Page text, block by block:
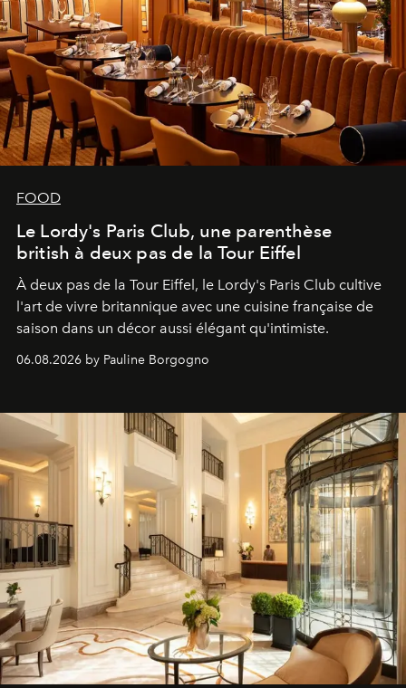
FOOD
Le Lordy's Paris Club, une parenthèse
british à deux pas de la Tour Eiffel
À deux pas de la Tour Eiffel, le Lordy's Paris Club cultive
l'art de vivre britannique avec une cuisine française de
saison dans un décor aussi élégant qu'intimiste.
06.08.2026 by Pauline Borgogno